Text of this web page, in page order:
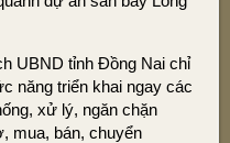
UBND tỉnh Đồng Nai chỉ
năng triển khai ngay các
xử lý, ngăn chặn
mua, bán, chuyển